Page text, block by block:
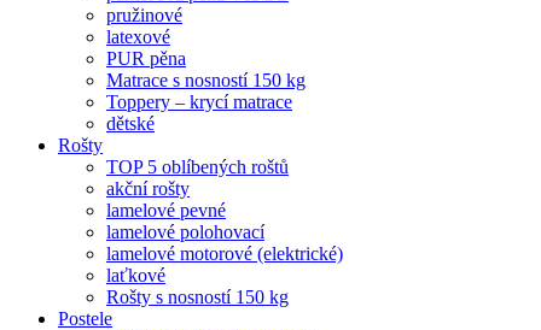
pružinové
latexové
PUR pěna
Matrace s nosností 150 kg
Toppery – krycí matrace
dětské
Rošty
TOP 5 oblíbených roštů
akční rošty
lamelové pevné
lamelové polohovací
lamelové motorové (elektrické)
laťkové
Rošty s nosností 150 kg
Postele